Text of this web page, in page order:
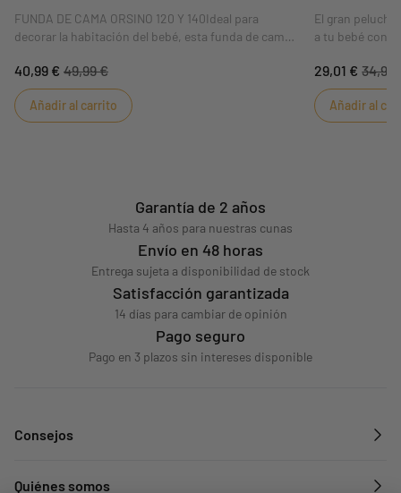
FUNDA DE CAMA ORSINO 120 Y 140Ideal para
decorar la habitación del bebé, esta funda de cama
y suavidad a la habitación de tu bebé. Se adapta
tanto a las camas de 120x60 como a las de
140x70!DIMENSIONES: 90 x 140 x 2 cm
40,99 € 49,99 €
Añadir al carrito
El gran
a tu bebé con
prenda
las niñas
29,01 € 34,95
Añadir al
Garantía de 2 años
Hasta 4 años para nuestras cunas
Envío en 48 horas
Entrega sujeta a disponibilidad de stock
Satisfacción garantizada
14 días para cambiar de opinión
Pago seguro
Pago en 3 plazos sin intereses disponible
Consejos
Quiénes somos